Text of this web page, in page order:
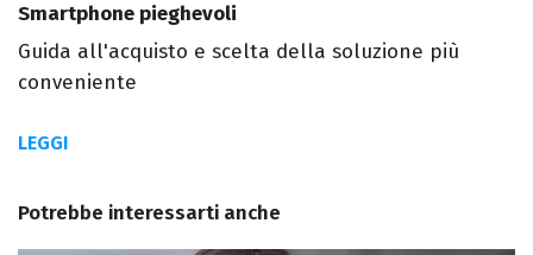
Smartphone pieghevoli
Guida all'acquisto e scelta della soluzione più
conveniente
LEGGI
Potrebbe interessarti anche